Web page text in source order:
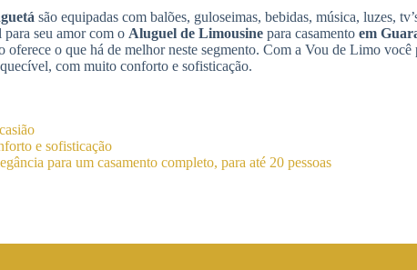
são equipadas com balões, guloseimas, bebidas, música, luzes,
seu amor com o Aluguel de Limousine para casamento em
oferece o que há de melhor neste segmento. Com a Vou de Limo você
com muito conforto e sofisticação.
e sofisticação
para um casamento completo, para até 20 pessoas